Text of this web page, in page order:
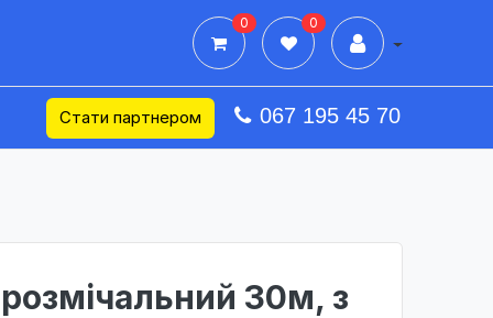
0 0
Стати партнером 067 195 45 70
30м, з